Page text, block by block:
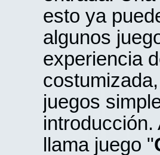
esto ya
algunos
experiencia
juegos
introducción.
llama juego "